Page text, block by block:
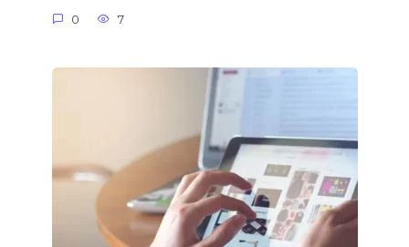
0 7